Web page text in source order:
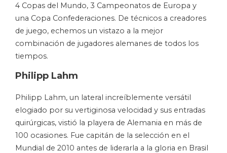
4 Copas del Mundo, 3 Campeonatos de Europa y
una Copa Confederaciones. De técnicos a creadores
de juego, echemos un vistazo a la mejor
combinación de jugadores alemanes de todos los
tiempos.
Philipp Lahm
Philipp Lahm, un lateral increíblemente versátil
elogiado por su vertiginosa velocidad y sus entradas
quirúrgicas, vistió la playera de Alemania en más de
100 ocasiones. Fue capitán de la selección en el
Mundial de 2010 antes de liderarla a la gloria en Brasil